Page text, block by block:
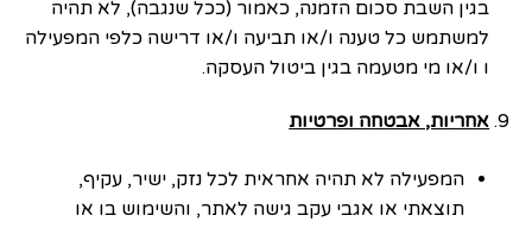
בגין השבת סכום הזמנה, כאמור (ככל שנגבה), לא תהיה
למשתמש כל טענה ו/או תביעה ו/או דרישה כלפי המפעילה
ו ו/או מי מטעמה בגין ביטול העסקה.
אחריות, אבטחה ופרטיות
המפעילה לא תהיה אחראית לכל נזק, ישיר, עקיף,
תוצאתי או אגבי עקב גישה לאתר, והשימוש בו או